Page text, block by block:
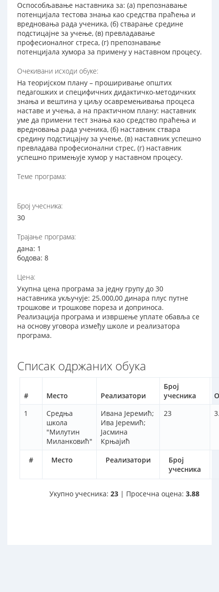
Оспособљавање наставника за: (а) препознавање
потенцијала тестова знања као средства праћења и
вредновања рада ученика, (б) стварање средине
подстицајне за учење, (в) превладавање
професионалног стреса, (г) препознавање
потенцијала хумора за примену у наставном процесу.
Очекивани исходи обуке:
На теоријском плану – проширивање општих
педагошких и специфичних дидактичко-методичких
знања и вештина у циљу осавремењивања процеса
наставе и учења, а на практичном плану: наставник
уме да примени тест знања као средство праћења и
вредновања рада ученика, (б) наставник ствара
средину подстицајну за учење, (в) наставник успешно
превладава професионални стрес, (г) наставник
успешно примењује хумор у наставном процесу.
Теме програма:
Број учесника:
30
Трајање програма:
дана: 1
бодова: 8
Цена:
Укупна цена програма за једну групу до 30
наставника укључује: 25.000,00 динара плус путне
трошкове и трошкове пореза и доприноса.
Реализација програма и извршење уплате обавља се
на основу уговора између школе и реализатора
програма.
Списак одржаних обука
# Место Реализатори
Број
учесника
# Место Реализатори
Број
учесника
1
Средња
школа
"Милутин
Миланковић"
Ивана Јеремић;
Ива Јеремић;
Јасмина
Крњајић
23
Укупно учесника: 23 | Просечна оцена: 3.88